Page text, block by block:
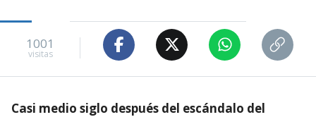
1001
visitas
Casi medio siglo después del escándalo del